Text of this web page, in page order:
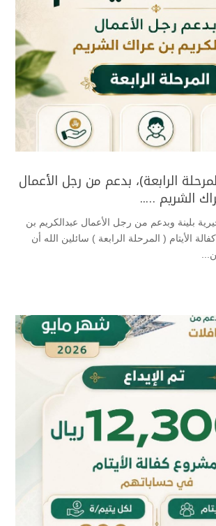
الرابعة)، بدعم من رجل الأعمال
الشريم …..
بلينة وبدعم من رجل الأعمال عبدالكريم بن
الأيتام ( المرحلة الرابعة ) سائلين الله أن